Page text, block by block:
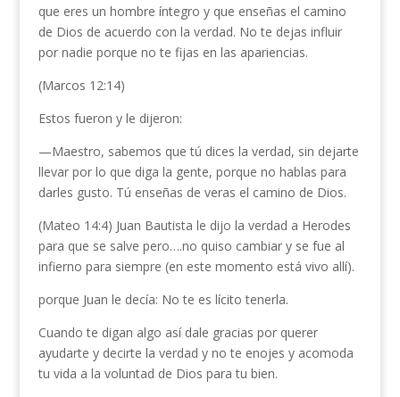
que eres un hombre íntegro y que enseñas el camino
de Dios de acuerdo con la verdad. No te dejas influir
por nadie porque no te fijas en las apariencias.
(Marcos 12:14)
Estos fueron y le dijeron:
—Maestro, sabemos que tú dices la verdad, sin dejarte
llevar por lo que diga la gente, porque no hablas para
darles gusto. Tú enseñas de veras el camino de Dios.
(Mateo 14:4) Juan Bautista le dijo la verdad a Herodes
para que se salve pero….no quiso cambiar y se fue al
infierno para siempre (en este momento está vivo allí).
porque Juan le decía: No te es lícito tenerla.
Cuando te digan algo así dale gracias por querer
ayudarte y decirte la verdad y no te enojes y acomoda
tu vida a la voluntad de Dios para tu bien.